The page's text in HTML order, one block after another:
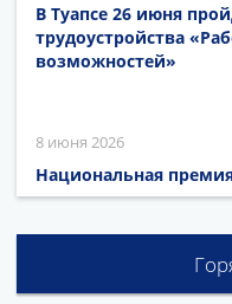
В Туапсе 26 июня
трудоустройства
возможностей»
8 июня 2026
Национальная